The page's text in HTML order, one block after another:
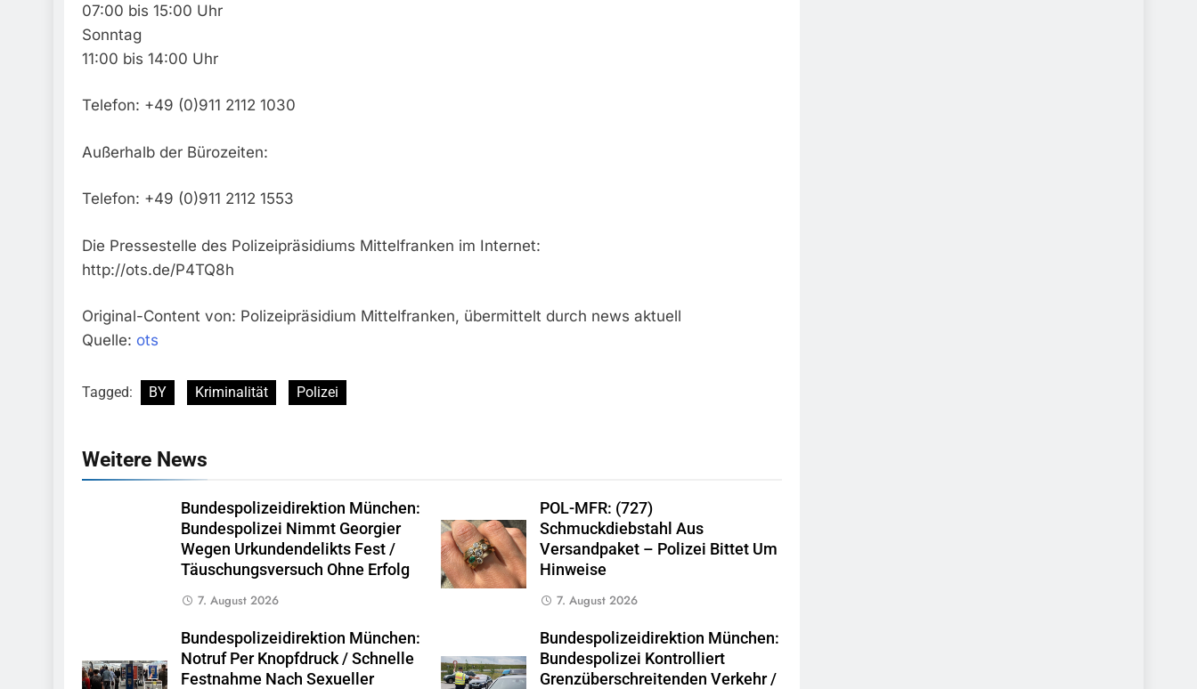
07:00 bis 15:00 Uhr
Sonntag
11:00 bis 14:00 Uhr
Telefon: +49 (0)911 2112 1030
Außerhalb der Bürozeiten:
Telefon: +49 (0)911 2112 1553
Die Pressestelle des Polizeipräsidiums Mittelfranken im Internet:
http://ots.de/P4TQ8h
Original-Content von: Polizeipräsidium Mittelfranken, übermittelt durch news aktuell
Quelle: ots
Tagged: BY Kriminalität Polizei
Weitere News
Bundespolizeidirektion München:
Bundespolizei Nimmt Georgier
Wegen Urkundendelikts Fest /
Täuschungsversuch Ohne Erfolg
7. August 2026
POL-MFR: (727)
Schmuckdiebstahl Aus
Versandpaket – Polizei Bittet Um
Hinweise
7. August 2026
Bundespolizeidirektion München:
Notruf Per Knopfdruck / Schnelle
Festnahme Nach Sexueller
Bundespolizeidirektion München:
Bundespolizei Kontrolliert
Grenzüberschreitenden Verkehr /